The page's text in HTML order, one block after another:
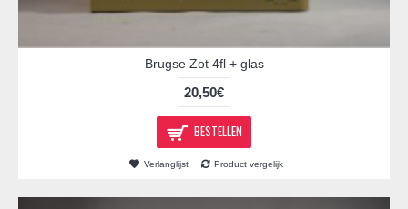
Brugse Zot 4fl + glas
20,50€
BESTELLEN
Verlanglijst Product vergelijk